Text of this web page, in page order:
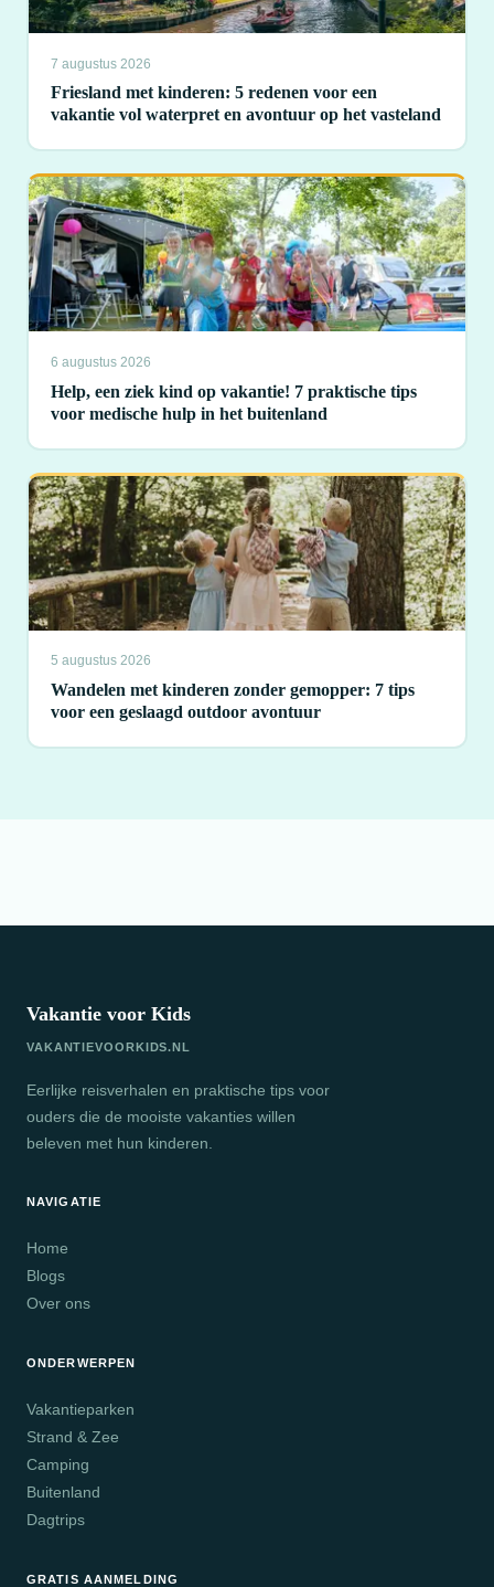
7 augustus 2026
Friesland met kinderen: 5 redenen voor een
vakantie vol waterpret en avontuur op het vasteland
6 augustus 2026
Help, een ziek kind op vakantie! 7 praktische tips
voor medische hulp in het buitenland
5 augustus 2026
Wandelen met kinderen zonder gemopper: 7 tips
voor een geslaagd outdoor avontuur
Vakantie voor Kids
VAKANTIEVOORKIDS.NL
Eerlijke reisverhalen en praktische tips voor
ouders die de mooiste vakanties willen
beleven met hun kinderen.
NAVIGATIE
Home
Blogs
Over ons
ONDERWERPEN
Vakantieparken
Strand & Zee
Camping
Buitenland
Dagtrips
GRATIS AANMELDING